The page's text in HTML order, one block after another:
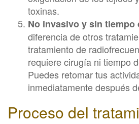
toxinas.
No invasivo y sin tiempo
diferencia de otros
tratamiento de
requiere cirugía ni tiempo
Puedes retomar tus
inmediatamente después
Proceso del